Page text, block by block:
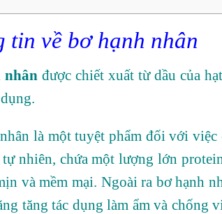
tin về bơ hạnh nhân
nhân được chiết xuất từ dầu của
là một tuyệt phẩm đối với việc
tự nhiên, chứa một lượng lớn
và mềm mại. Ngoài ra bơ hạnh
tăng tác dụng làm ẩm và